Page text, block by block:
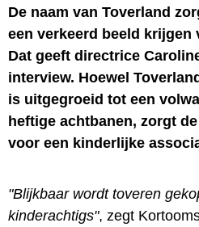
De naam van Toverland
een verkeerd beeld krijgen
Dat geeft directrice
interview. Hoewel
is uitgegroeid tot een
heftige achtbanen, zorgt
voor een kinderlijke
"Blijkbaar wordt toveren
kinderachtigs", zegt